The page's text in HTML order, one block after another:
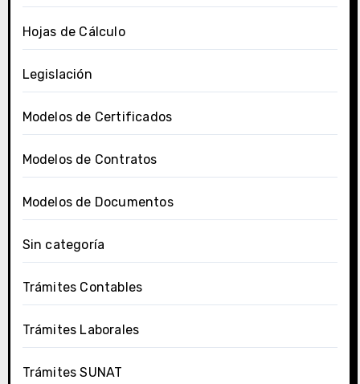
Hojas de Cálculo
Legislación
Modelos de Certificados
Modelos de Contratos
Modelos de Documentos
Sin categoría
Trámites Contables
Trámites Laborales
Trámites SUNAT